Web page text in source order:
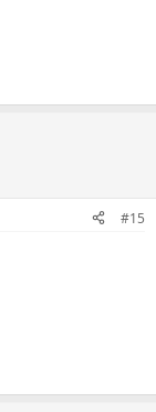
#15